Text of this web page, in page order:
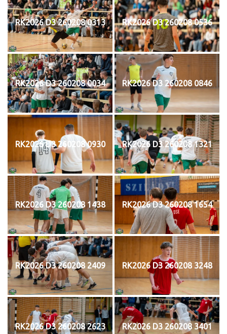
RK2026 D3 260208 0313 RK2026 D3 260208 0536
RK2026 D3 260208 0034 RK2026 D3 260208 0846
RK2026 D3 260208 0930 RK2026 D3 260208 1321
RK2026 D3 260208 1438 RK2026 D3 260208 1654
RK2026 D3 260208 2409 RK2026 D3 260208 3248
RK2026 D3 260208 2623 RK2026 D3 260208 3401